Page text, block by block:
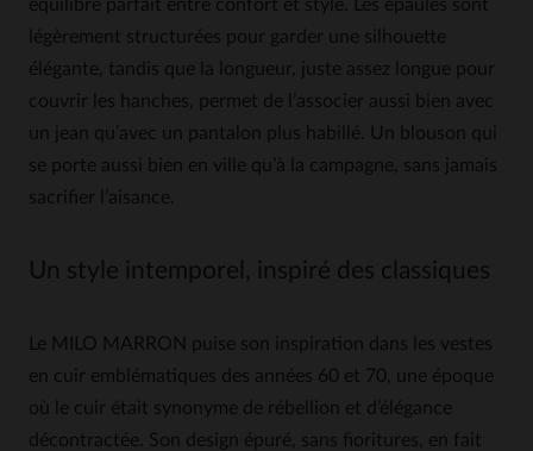
équilibre parfait entre confort et style. Les épaules sont
légèrement structurées pour garder une silhouette
élégante, tandis que la longueur, juste assez longue pour
couvrir les hanches, permet de l’associer aussi bien avec
un jean qu’avec un pantalon plus habillé. Un blouson qui
se porte aussi bien en ville qu’à la campagne, sans jamais
sacrifier l’aisance.
Un style intemporel, inspiré des classiques
Le MILO MARRON puise son inspiration dans les vestes
en cuir emblématiques des années 60 et 70, une époque
où le cuir était synonyme de rébellion et d’élégance
décontractée. Son design épuré, sans fioritures, en fait